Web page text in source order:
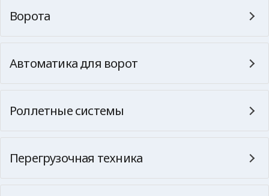
Ворота
Автоматика для ворот
Роллетные системы
Перегрузочная техника